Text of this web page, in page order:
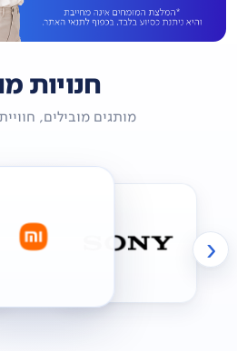
חנויות
מותגים מובילים,
‹